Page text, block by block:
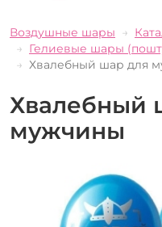
Воздушные шары
Гелиевые шары
Хвалебный шар для
Хвалебный
мужчины